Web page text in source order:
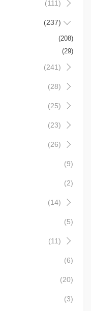
(111)
(237)
(208)
(29)
(241)
(28)
(25)
(23)
(26)
(9)
(2)
(14)
(5)
(11)
(6)
(20)
(3)